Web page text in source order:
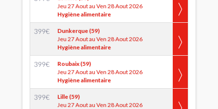
Jeu 27 Aout au Ven 28 Aout 2026
Hygiène alimentaire
399€
Dunkerque (59)
Jeu 27 Aout au Ven 28 Aout 2026
Hygiène alimentaire
399€
Roubaix (59)
Jeu 27 Aout au Ven 28 Aout 2026
Hygiène alimentaire
399€
Lille (59)
Jeu 27 Aout au Ven 28 Aout 2026